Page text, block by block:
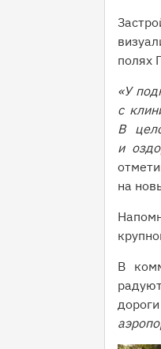
полях
«У
с
В
и
на
В